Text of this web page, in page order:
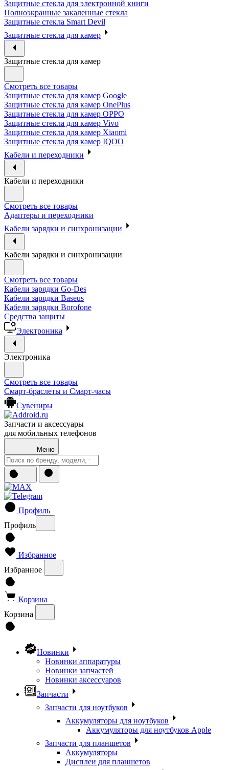
Защитные стекла для электронной книги
Полноэкранные закаленные стекла
Защитные стекла Smart Devil
Защитные стекла для камер
Защитные стекла для камер
Смотреть все товары
Защитные стекла для камер Google
Защитные стекла для камер OnePlus
Защитные стекла для камер OPPO
Защитные стекла для камер Vivo
Защитные стекла для камер Xiaomi
Защитные стекла для камер IQOO
Кабели и переходники
Кабели и переходники
Смотреть все товары
Адаптеры и переходники
Кабели зарядки и синхронизации
Кабели зарядки и синхронизации
Смотреть все товары
Кабели зарядки Go-Des
Кабели зарядки Baseus
Кабели зарядки Borofone
Средства защиты
Электроника
Электроника
Смотреть все товары
Смарт-браслеты и Смарт-часы
Сувениры
Запчасти и аксессуары
для мобильных телефонов
Меню
Профиль
Профиль
Избранное
Избранное
Корзина
Корзина
Новинки
Новинки аппаратуры
Новинки запчастей
Новинки аксессуаров
Запчасти
Запчасти для ноутбуков
Аккумуляторы для ноутбуков
Аккумуляторы для ноутбуков Apple
Запчасти для планшетов
Аккумуляторы
Дисплеи для планшетов